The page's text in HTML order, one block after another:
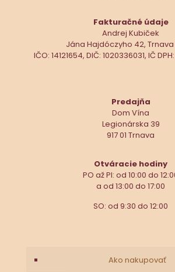
Fakturačné údaje
Andrej Kubiček
Jána Hajdóczyho 42, Trnava
IČO: 14121654, DIČ: 1020336031, IČ
Predajňa
Dom Vína
Legionárska 39
917 01 Trnava
Otváracie hodiny
PO až PI: od 10:00 do
a od 13:00 do 17:00
SO: od 9:30 do 12:00
Ako nakupovať